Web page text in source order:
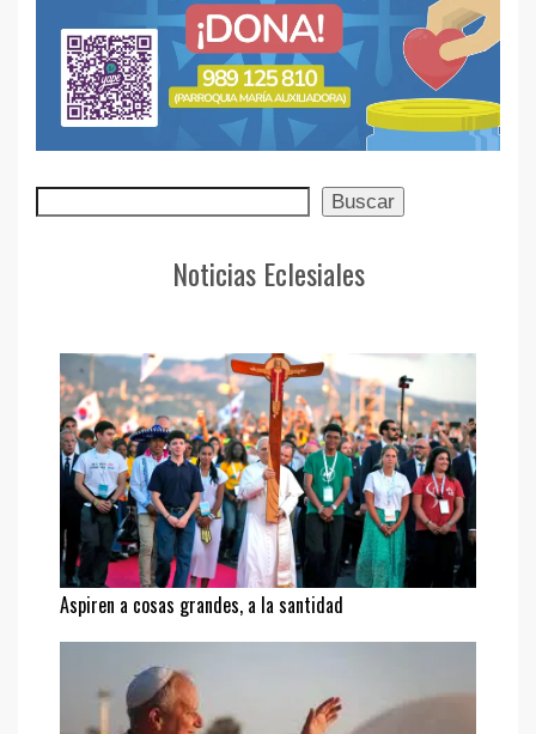
Buscar Buscar
Noticias Eclesiales
Aspiren a cosas grandes, a la santidad